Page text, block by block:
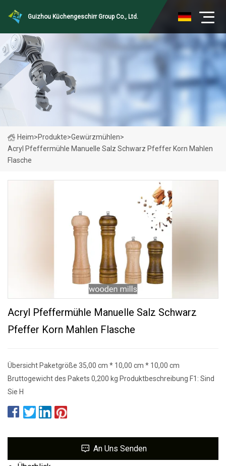
Guizhou Küchengeschirr Group Co., Ltd.
Heim>Produkte>Gewürzmühlen>
Acryl Pfeffermühle Manuelle Salz Schwarz Pfeffer Korn Mahlen
Flasche
Acryl Pfeffermühle Manuelle Salz Schwarz
Pfeffer Korn Mahlen Flasche
Übersicht Paketgröße 35,00 cm * 10,00 cm * 10,00 cm
Bruttogewicht des Pakets 0,200 kg Produktbeschreibung F1: Sind
Sie H
An Uns Senden